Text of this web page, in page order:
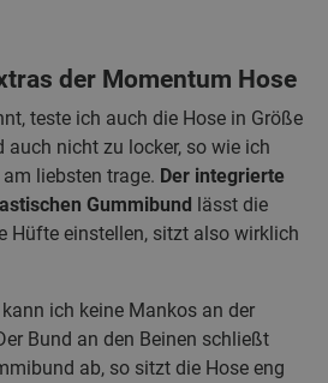
der Momentum Hose
teste ich auch die Hose in Größe
auch nicht zu locker, so wie ich
liebsten trage. Der integrierte
Gummibund lässt die
Hüfte einstellen, sitzt also wirklich
ich keine Mankos an der
Bund an den Beinen schließt
ab, so sitzt die Hose eng